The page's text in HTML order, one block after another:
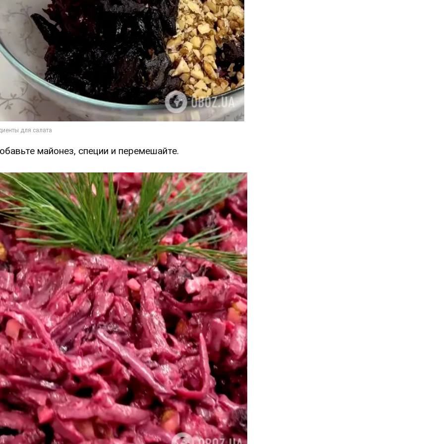
майонез, специи и перемешайте.